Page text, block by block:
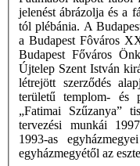
jelenést ábrázolja és a
tól plébánia. A
a Budapest Fôváros
Budapest Főváros
Újtelep Szent István
létrejött szerződés
területű templom- és
„Fatimai Szűzanya”
tervezési munkái
1993-as
egyházmegyétől az